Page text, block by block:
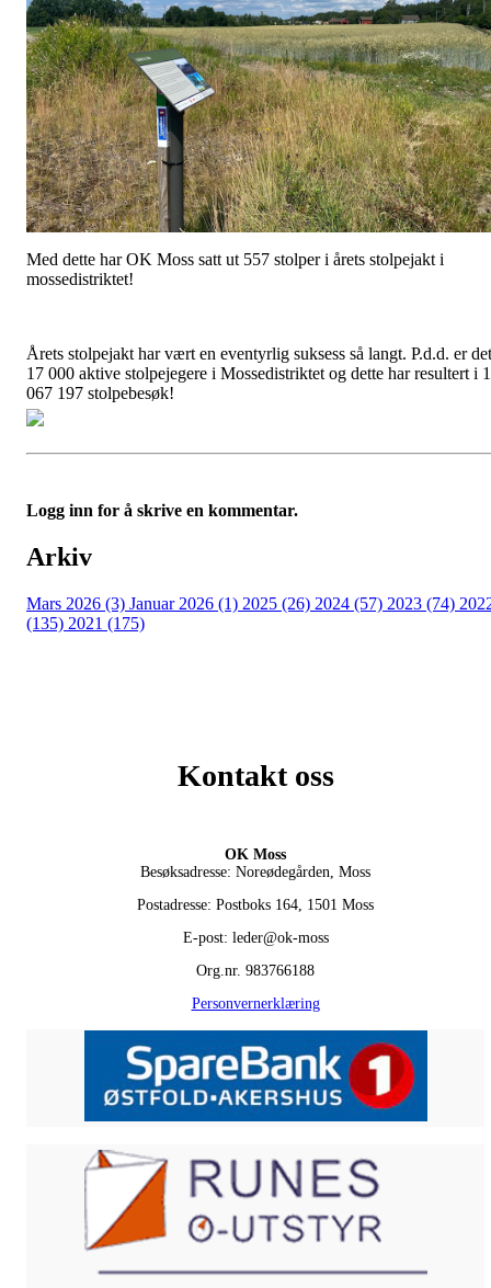
Med dette har OK Moss satt ut 557 stolper i årets stolpejakt i
mossedistriktet!
Årets stolpejakt har vært en eventyrlig suksess så langt. P.d.d. er det
17 000 aktive stolpejegere i Mossedistriktet og dette har resultert i 1
067 197 stolpebesøk!
Logg inn for å skrive en kommentar.
Arkiv
Mars 2026 (3) Januar 2026 (1) 2025 (26) 2024 (57) 2023 (74)
(135) 2021 (175)
Kontakt oss
OK Moss
Besøksadresse: Noreødegården, Moss
Postadresse: Postboks 164, 1501 Moss
E-post: leder@ok-moss
Org.nr. 983766188
Personvernerklæring